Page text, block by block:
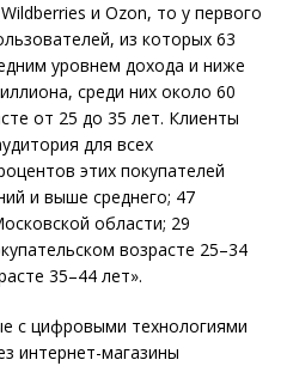
и Ozon, то у первого
из которых 63
уровнем дохода и ниже
среди них около 60
от 25 до 35 лет. Клиенты
для всех
этих покупателей
и выше среднего; 47
области; 29
возрасте 25–34
35–44 лет».
с цифровыми технологиями
интернет-магазины